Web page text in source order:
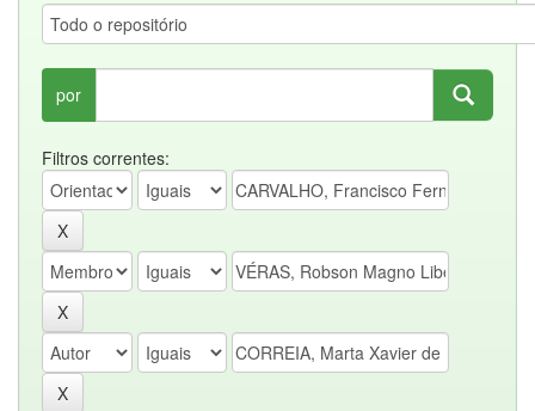
por
Filtros correntes: